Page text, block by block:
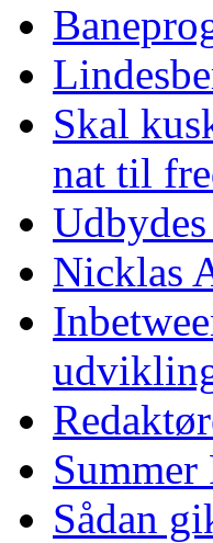
Skal
nat til
Nicklas
Summer
Sådan